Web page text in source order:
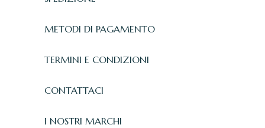
METODI DI PAGAMENTO
TERMINI E CONDIZIONI
CONTATTACI
I NOSTRI MARCHI